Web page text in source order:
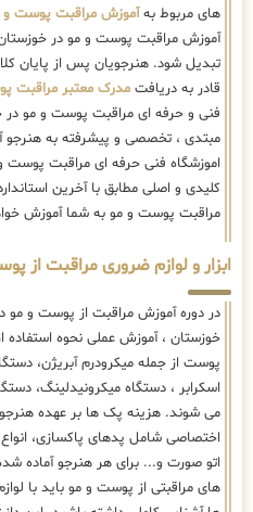
های مربوط بهآموزش مراقبت پوست و
آموزش مراقبت پوست و مو در
تبدیل شود. هنرجویان پس از پایان
قادر به دریافت مدرک معتبر مراقبت
فنی و حرفه ای مراقبت پوست و مو
مبتدی ، تخصصی و پیشرفته به
اموزشگاه فنی حرفه ای مراقبت پوست
کلیدی و اصلی مطابق با آخرین
مراقبت پوست و مو به شما آموزش
ابزار و لوازم ضروری مراقبت از
در دوره آموزش مراقبت از پوست و مو
خوزستان ، آموزش عملی نحوه استفاده
پوست از جمله میکرودرم آبریژن،
اسکرابر ، دستگاه میکرونیدلینگ،
می شوند. هزینه پک ها بر عهده
اختصاصی شامل پدهای پاکسازی،
اتو صورت و... برای هر هنرجو آماده
های مراقبتی از پوست و مو باید با